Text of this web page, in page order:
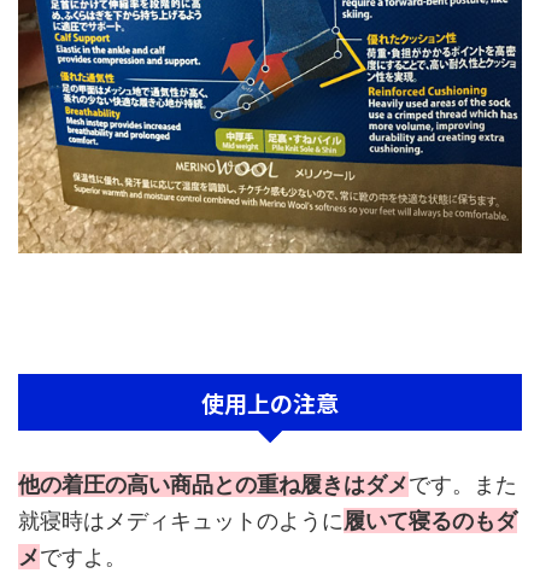
使用上の注意
他の着圧の高い商品との重ね履きはダメです。また
就寝時はメディキュットのように履いて寝るのもダ
メですよ。